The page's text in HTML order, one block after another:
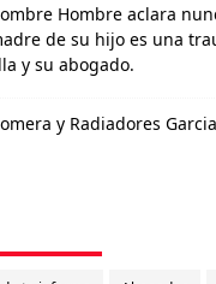
Hombre aclara
de su hijo es una
y su abogado.
y Radiadores